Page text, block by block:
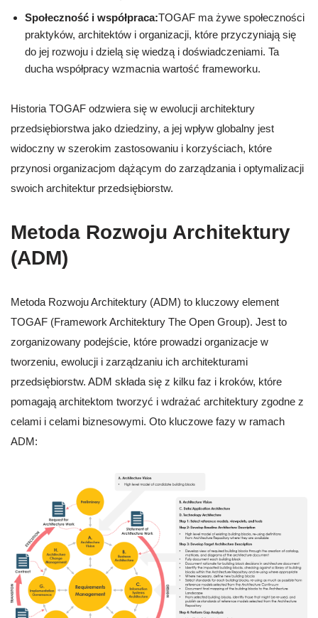
Społeczność i współpraca:TOGAF ma żywe społeczności
praktyków, architektów i organizacji, które przyczyniają się
do jej rozwoju i dzielą się wiedzą i doświadczeniami. Ta
ducha współpracy wzmacnia wartość frameworku.
Historia TOGAF odzwiera się w ewolucji architektury
przedsiębiorstwa jako dziedziny, a jej wpływ globalny jest
widoczny w szerokim zastosowaniu i korzyściach, które
przynosi organizacjom dążącym do zarządzania i optymalizacji
swoich architektur przedsiębiorstw.
Metoda Rozwoju Architektury
(ADM)
Metoda Rozwoju Architektury (ADM) to kluczowy element
TOGAF (Framework Architektury The Open Group). Jest to
zorganizowany podejście, które prowadzi organizacje w
tworzeniu, ewolucji i zarządzaniu ich architekturami
przedsiębiorstw. ADM składa się z kilku faz i kroków, które
pomagają architektom tworzyć i wdrażać architektury zgodne z
celami i celami biznesowymi. Oto kluczowe fazy w ramach
ADM: